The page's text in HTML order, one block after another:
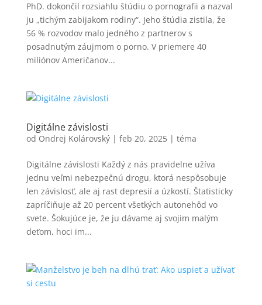
PhD. dokončil rozsiahlu štúdiu o pornografii a nazval
ju „tichým zabijakom rodiny“. Jeho štúdia zistila, že
56 % rozvodov malo jedného z partnerov s
posadnutým záujmom o porno. V priemere 40
miliónov Američanov...
Digitálne závislosti
od Ondrej Kolárovský| feb 20, 2025| téma
Digitálne závislosti Každý z nás pravidelne užíva
jednu veľmi nebezpečnú drogu, ktorá nespôsobuje
len závislosť, ale aj rast depresií a úzkostí. Štatisticky
zapríčiňuje až 20 percent všetkých autonehôd vo
svete. Šokujúce je, že ju dávame aj svojim malým
deťom, hoci im...